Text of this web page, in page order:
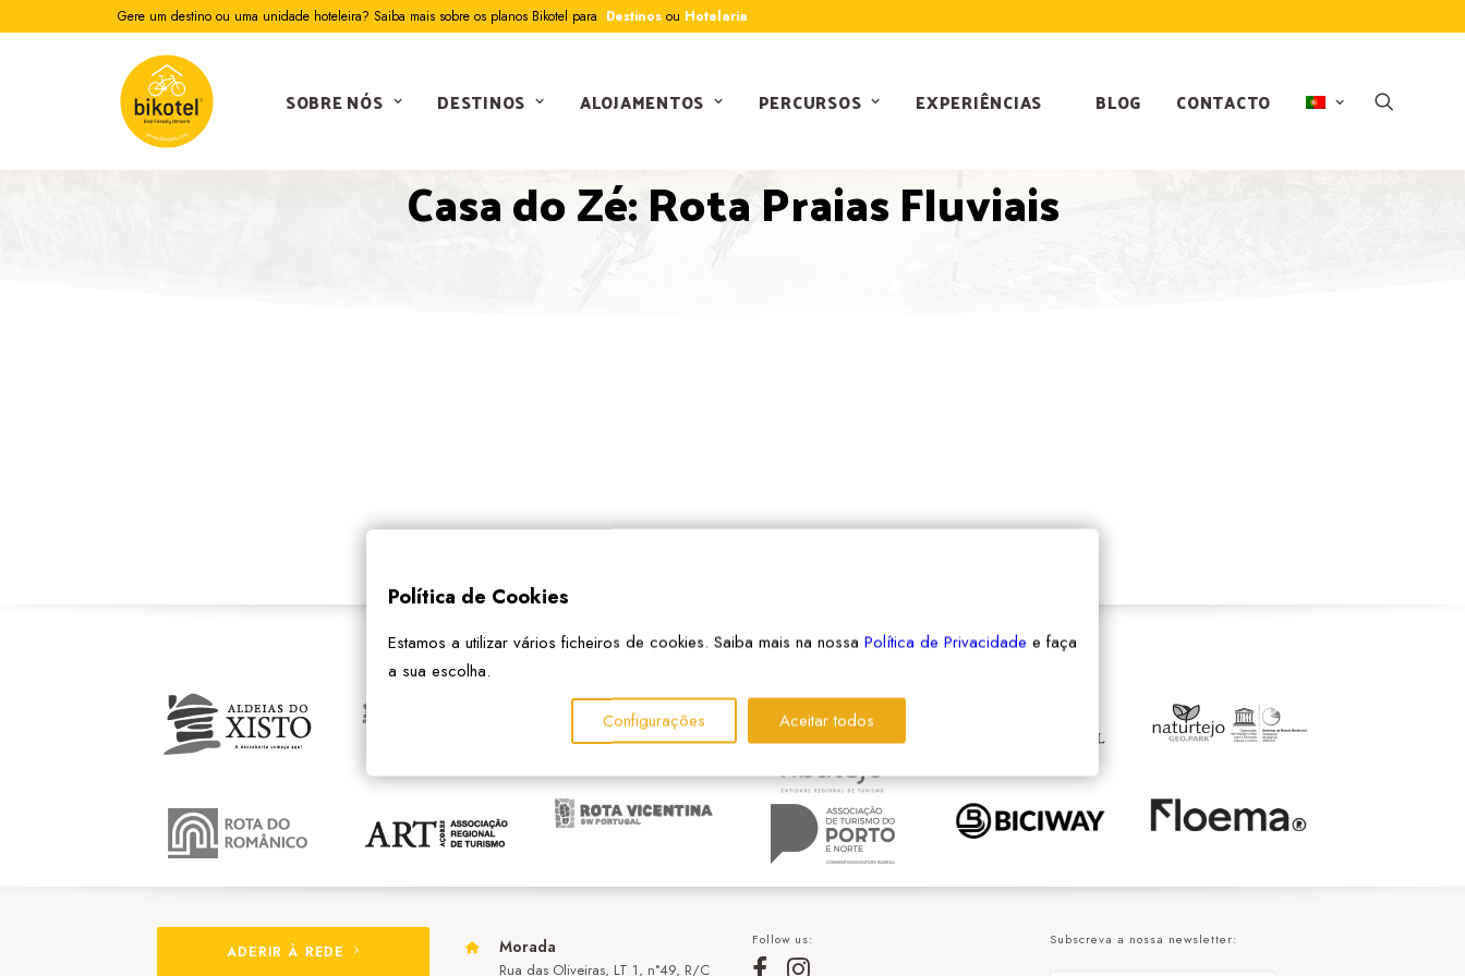
Gere um destino ou uma unidade hoteleira? Saiba mais sobre os planos Bikotel para Destinos ou Hotelaria
SOBRE NÓS DESTINOS ALOJAMENTOS PERCURSOS EXPERIÊNCIAS BLOG CONTACTO
Casa do Zé: Rota Praias Fluviais
ADERIR À REDE Morada
Rua das Oliveiras, LT 1, n°49, R/C
Follow us: Subscreva a nossa newsletter:
Política de Cookies
Estamos a utilizar vários ficheiros de cookies. Saiba mais na nossa Política de Privacidade e faça
a sua escolha.
Configurações Aceitar todos